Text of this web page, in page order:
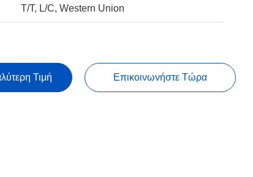
T/T, L/C, Western Union
Τιμή Επικοινωνήστε Τώρα